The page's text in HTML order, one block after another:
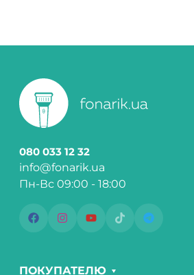
080 033 12 32
info@fonarik.ua
Пн-Вс 09:00 - 18:00
ПОКУПАТЕЛЮ